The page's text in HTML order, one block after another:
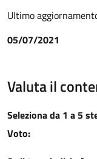
Ultimo
05/07/2021
Valuta il
Seleziona da 1 a 5
Voto: